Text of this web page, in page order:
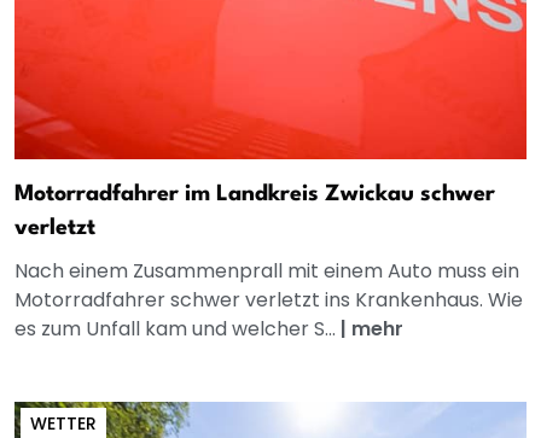
Motorradfahrer im Landkreis Zwickau schwer
verletzt
Nach einem Zusammenprall mit einem Auto muss ein
Motorradfahrer schwer verletzt ins Krankenhaus. Wie
es zum Unfall kam und welcher S... | mehr
WETTER